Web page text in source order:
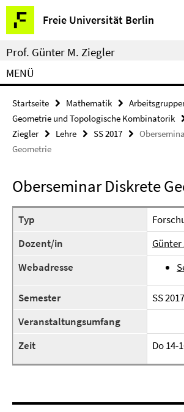
Springe
direkt
zu
Inhalt
Freie Universität Berlin
Service-
Navigation
Prof. Günter M. Ziegler
MENÜ
Startseite Mathematik
Geometrie und Topologische Kombinatorik
Ziegler
Lehre SS 2017
Geometrie
Oberseminar Diskrete
Typ
Dozent/in
Webadresse
Semester
SS 2017
Veranstaltungsumfang
Zeit
Do 14-